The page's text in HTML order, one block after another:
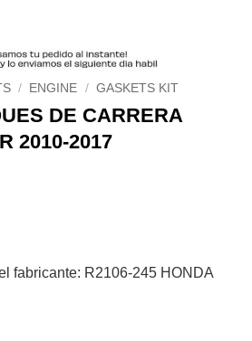
/ ENGINE / GASKETS KIT
DE CARRERA
2010-2017
fabricante: R2106-245 HONDA